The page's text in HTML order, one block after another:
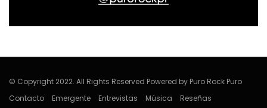
© Copyright 2022. All Rights Reserved Powered by Puro Rock Puro
Contacto
Emergente Entrevistas Música Reseñas